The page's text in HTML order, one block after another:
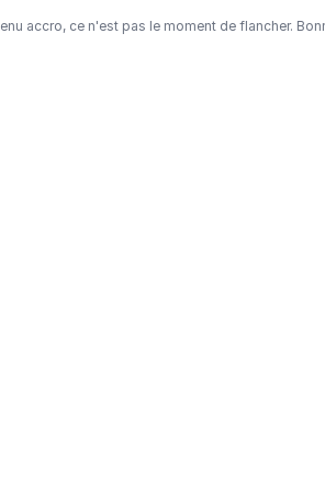
accro, ce n'est pas le moment de flancher.